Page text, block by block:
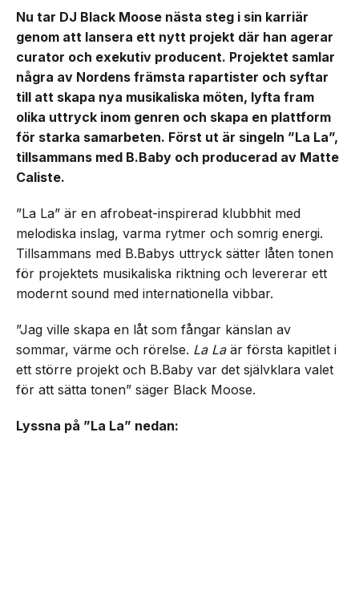
Nu tar DJ Black Moose nästa steg i sin karriär
genom att lansera ett nytt projekt där han agerar
curator och exekutiv producent. Projektet samlar
några av Nordens främsta rapartister och syftar
till att skapa nya musikaliska möten, lyfta fram
olika uttryck inom genren och skapa en plattform
för starka samarbeten. Först ut är singeln ”La La”,
tillsammans med B.Baby och producerad av Matte
Caliste.
”La La” är en afrobeat-inspirerad klubbhit med
melodiska inslag, varma rytmer och somrig energi.
Tillsammans med B.Babys uttryck sätter låten tonen
för projektets musikaliska riktning och levererar ett
modernt sound med internationella vibbar.
”Jag ville skapa en låt som fångar känslan av
sommar, värme och rörelse. La Laär första kapitlet i
ett större projekt och B.Baby var det självklara valet
för att sätta tonen” säger Black Moose.
Lyssna på ”La La” nedan: